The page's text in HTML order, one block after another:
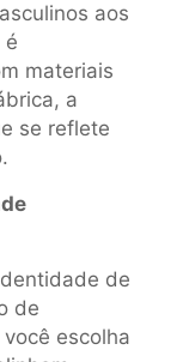
aos
é
materiais
a
se reflete
de
de
escolha